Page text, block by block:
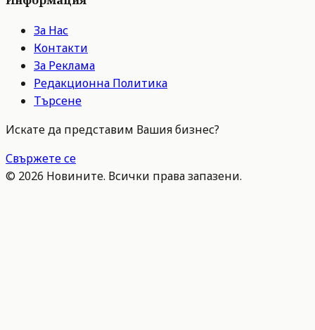
За Нас
Контакти
За Реклама
Редакционна Политика
Търсене
Искате да представим Вашия бизнес?
Свържете се
© 2026 Новините. Всички права запазени.